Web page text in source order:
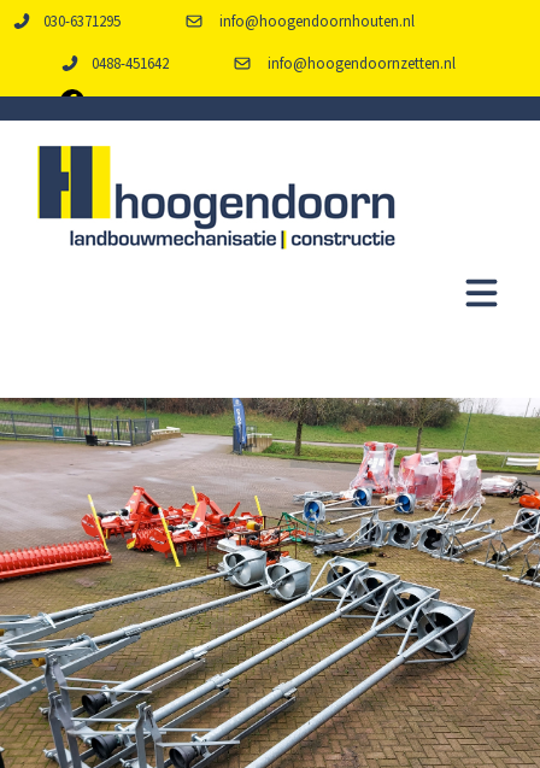
030-6371295 info@hoogendoornhouten.nl
0488-451642 info@hoogendoornzetten.nl